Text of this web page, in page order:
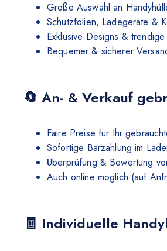
Große Auswahl an
Schutzfolien, Ladegeräte &
Exklusive Designs &
Bequemer & sicherer
🔄 An- & Verkauf
Faire Preise für Ihr
Sofortige Barzahlung im
Überprüfung & Bewertung
Auch online möglich (auf
🧾 Individuelle